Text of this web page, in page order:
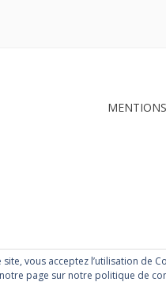
by DesignOrbital
vous acceptez l’utilisation
page sur notre politique de